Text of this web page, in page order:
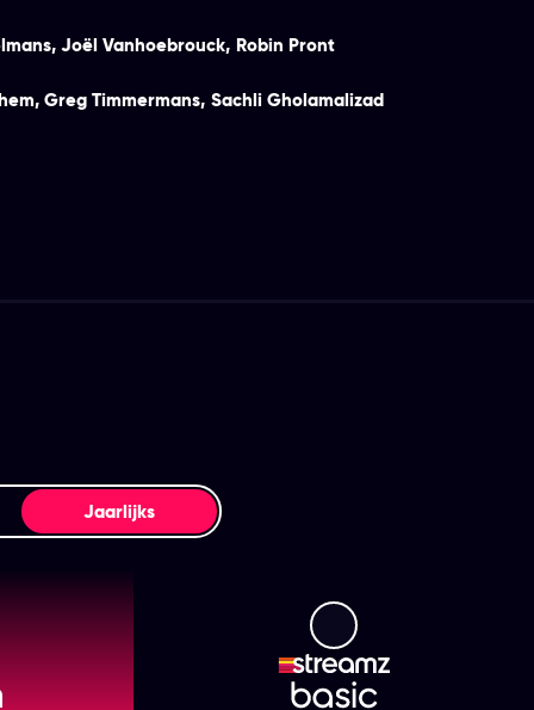
, Joël Vanhoebrouck, Robin Pront
, Greg Timmermans, Sachli Gholamalizad
Jaarlijks
Premium Streamz Basic